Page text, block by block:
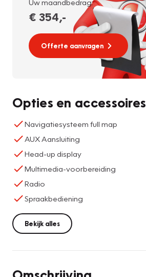
Uw maandbedrag:
€ 354,-
Offerte aanvragen
Opties en accessoires
Navigatiesysteem full map
AUX Aansluiting
Head-up display
Multimedia-voorbereiding
Radio
Spraakbediening
Bekijk alles